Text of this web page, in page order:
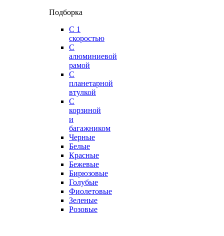
Подборка
С 1
скоростью
С
алюминиевой
рамой
С
планетарной
втулкой
С
корзиной
и
багажником
Черные
Белые
Красные
Бежевые
Бирюзовые
Голубые
Фиолетовые
Зеленые
Розовые